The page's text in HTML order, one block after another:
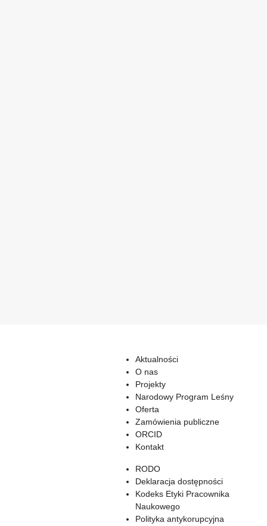
Aktualności
O nas
Projekty
Narodowy Program Leśny
Oferta
Zamówienia publiczne
ORCID
Kontakt
RODO
Deklaracja dostępności
Kodeks Etyki Pracownika
Naukowego
Polityka antykorupcyjna